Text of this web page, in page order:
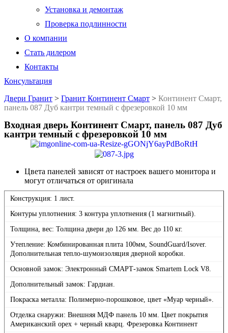
Установка и демонтаж
Проверка подлинности
О компании
Стать дилером
Контакты
Консультация
Двери Гранит > Гранит Континент Смарт > Континент Смарт,
панель 087 Дуб кантри темный с фрезеровкой 10 мм
Входная дверь Континент Смарт, панель 087 Дуб
кантри темный с фрезеровкой 10 мм
Цвета панелей зависят от настроек вашего монитора и
могут отличаться от оригинала
Конструкция: 1 лист.
Контуры уплотнения: 3 контура уплотнения (1 магнитный).
Толщина, вес: Толщина двери до 126 мм. Вес до 110 кг.
Утепление: Комбинированная плита 100мм, SoundGuard/Isover.
Дополнительная тепло-шумоизоляция дверной коробки.
Основной замок: Электронный СМАРТ-замок Smartem Lock V8.
Дополнительный замок: Гардиан.
Покраска металла: Полимерно-порошковое, цвет «Муар черный».
Отделка снаружи: Внешняя МДФ панель 10 мм. Цвет покрытия
Американский орех + черный кварц. Фрезеровка Континент